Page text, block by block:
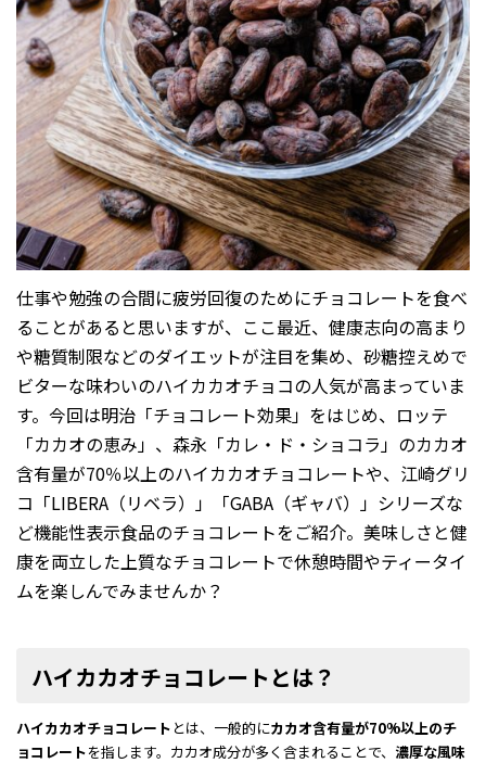
仕事や勉強の合間に疲労回復のためにチョコレートを食べ
ることがあると思いますが、ここ最近、健康志向の高まり
や糖質制限などのダイエットが注目を集め、砂糖控えめで
ビターな味わいのハイカカオチョコの人気が高まっていま
す。今回は明治「チョコレート効果」をはじめ、ロッテ
「カカオの恵み」、森永「カレ・ド・ショコラ」のカカオ
含有量が70％以上のハイカカオチョコレートや、江崎グリ
コ「LIBERA（リベラ）」「GABA（ギャバ）」シリーズな
ど機能性表示食品のチョコレートをご紹介。美味しさと健
康を両立した上質なチョコレートで休憩時間やティータイ
ムを楽しんでみませんか？
ハイカカオチョコレートとは？
ハイカカオチョコレート とは、一般的にカカオ含有量が70%以上のチ
ョコレートを指します。カカオ成分が多く含まれることで、 濃厚な風味